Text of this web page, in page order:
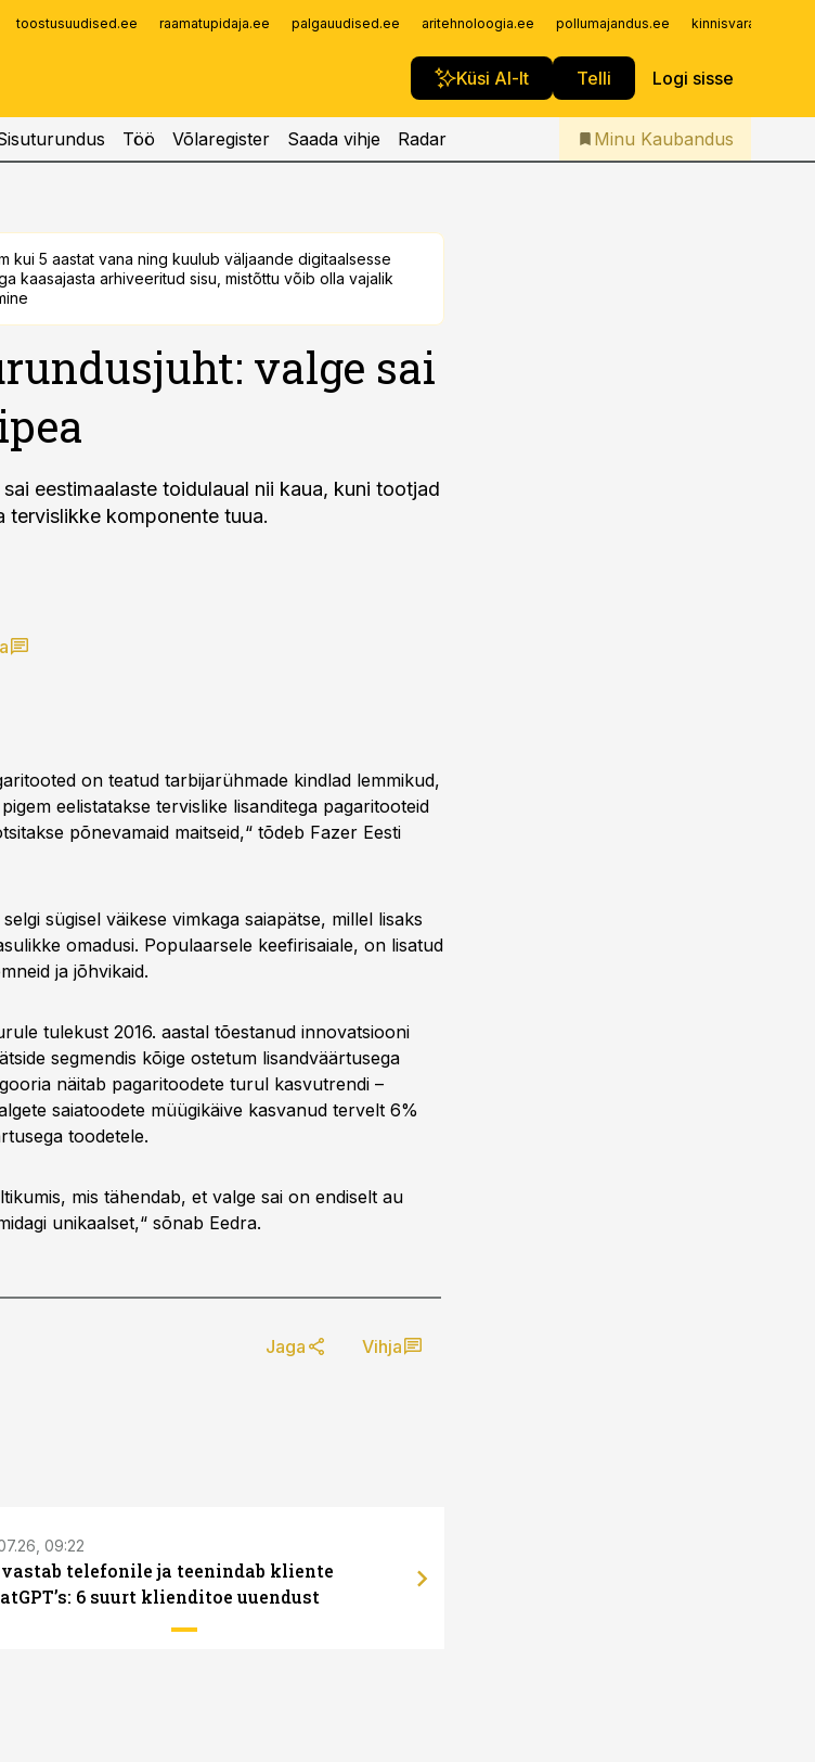
toostusuudised.ee raamatupidaja.ee palgauudised.ee aritehnoloogia.ee pollumajandus.ee
Küsi AI-lt Telli Logi sisse
Iseteenindus
Telli Kaubandus
Töö Võlaregister Saada vihje Radar Minu Kaubandus
kui 5 aastat vana ning kuulub väljaande digitaalsesse
kaasajasta arhiveeritud sisu, mistõttu võib olla vajalik
valge sai
eestimaalaste toidulaual nii kaua, kuni tootjad
tervislikke komponente tuua.
on teatud tarbijarühmade kindlad lemmikud,
eelistatakse tervislike lisanditega pagaritooteid
põnevamaid maitseid,“ tõdeb Fazer Eesti
sügisel väikese vimkaga saiapätse, millel lisaks
omadusi. Populaarsele keefirisaiale, on lisatud
ja jõhvikaid.
tulekust 2016. aastal tõestanud innovatsiooni
segmendis kõige ostetum lisandväärtusega
näitab pagaritoodete turul kasvutrendi –
saiatoodete müügikäive kasvanud tervelt 6%
toodetele.
mis tähendab, et valge sai on endiselt au
unikaalset,“ sõnab Eedra.
Jaga Vihja
09:22
telefonile ja teenindab kliente
6 suurt klienditoe uuendust